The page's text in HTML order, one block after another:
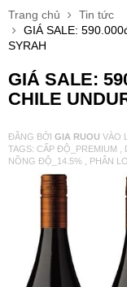
RƯỢU VANG
RƯỢU VANG Ý
RƯỢU VANG
RƯỢU VANG
Trang chủ
Tin tức
GIÁ SALE:
SYRAH
GIÁ SALE:
CHILE
ĐĂNG BỞI GIA RUOU VÀO
TAGS: CẤP ĐỘ_PREMIUM
NỒNG ĐỘ_14.5%
PHÂN